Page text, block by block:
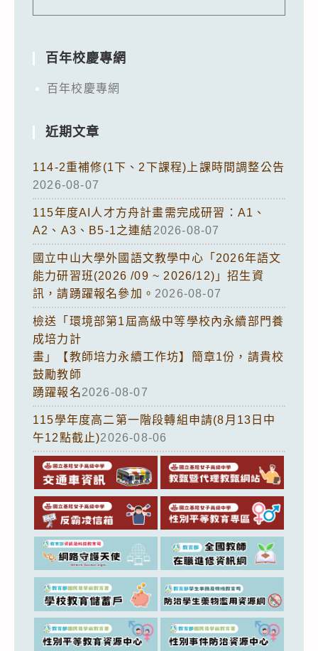
百年校慶專網
百年校慶專網
近期文章
114-2重補修(1下、2下課程)上課時間調整公告
2026-08-07
115年度AI人才方舟計畫需完成研習：A1、
A2、A3、B5-1之連結2026-08-07
國立中山大學外國語文教學中心「2026年語文
能力研習班(2026 /09 ~ 2026/12)」招生資
訊，請踴躍報名參加。 2026-08-07
檢送「環境部第1屆高級中等學校內永續部門養
成培力計
畫」【教師培力永續工作坊】簡章1份，請貴校
鼓勵教師
踴躍報名2026-08-07
115學年度高二第一階段轉組申請(8月13日中
午12點截止)2026-08-06